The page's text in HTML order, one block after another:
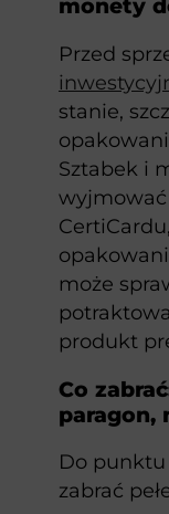
monety
Przed
stanie,
Sztabek i
może
produkt
Co
paragon,
Do
zabrać